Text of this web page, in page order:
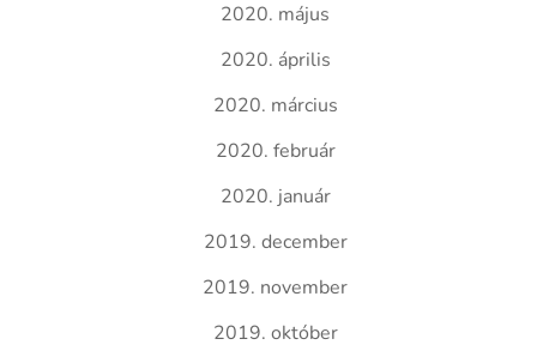
2020. május
2020. április
2020. március
2020. február
2020. január
2019. december
2019. november
2019. október